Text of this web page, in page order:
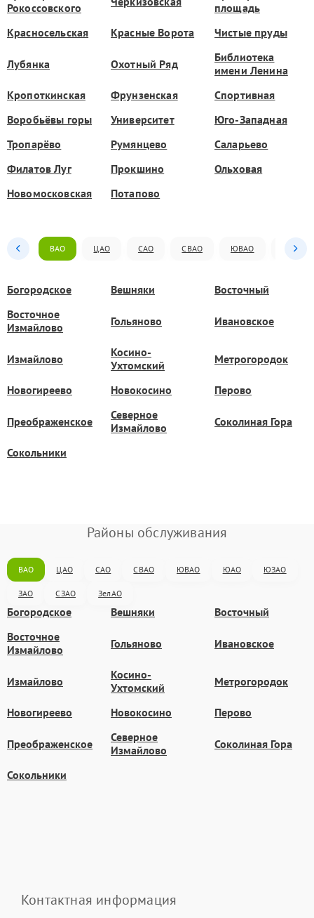
Рокоссовского
площадь
Красносельская
Красные Ворота Чистые пруды
Лубянка Охотный Ряд
Библиотека
имени Ленина
Кропоткинская
Фрунзенская
Спортивная
Воробьёвы горы
Университет
Юго-Западная
Тропарёво
Румянцево
Саларьево
Филатов Луг
Прокшино
Ольховая
Новомосковская
Потапово
ВАО ЦАО САО СВАО ЮВАО ЮАО
Богородское Вешняки
Восточный
Восточное
Измайлово
Гольяново Ивановское
Измайлово
Косино-
Ухтомский
Метрогородок
Новогиреево Новокосино Перово
Преображенское
Северное
Измайлово
Соколиная Гора
Сокольники
Районы обслуживания
ВАО ЦАО САО СВАО ЮВАО ЮАО ЮЗАО
ЗАО СЗАО ЗелАО
Богородское Вешняки
Восточный
Восточное
Измайлово
Гольяново Ивановское
Измайлово
Косино-
Ухтомский
Метрогородок
Новогиреево Новокосино Перово
Преображенское
Северное
Измайлово
Соколиная Гора
Сокольники
Контактная информация